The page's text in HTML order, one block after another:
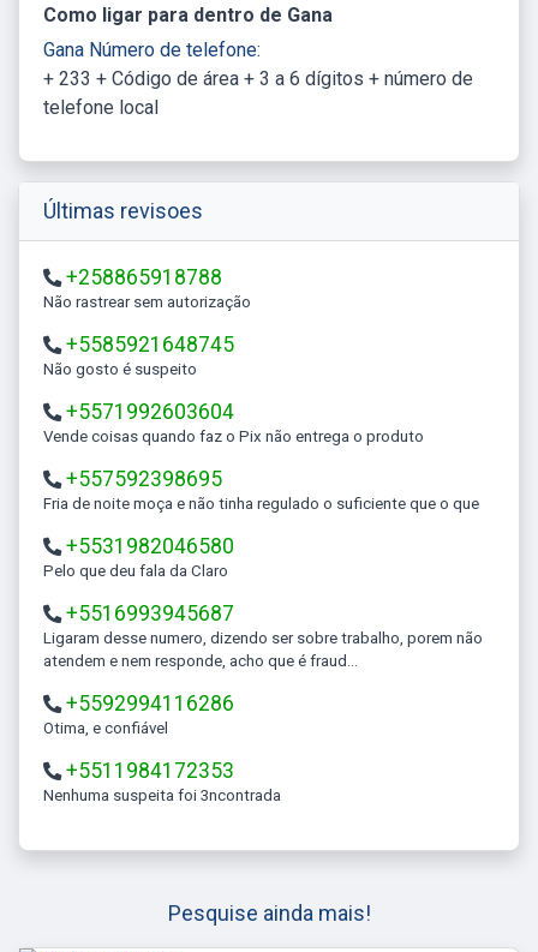
Como ligar para dentro de Gana
Gana Número de telefone:
+ 233 + Código de área + 3 a 6 dígitos + número de
telefone local
Últimas revisoes
+258865918788
Não rastrear sem autorização
+5585921648745
Não gosto é suspeito
+5571992603604
Vende coisas quando faz o Pix não entrega o produto
+557592398695
Fria de noite moça e não tinha regulado o suficiente que o que
+5531982046580
Pelo que deu fala da Claro
+5516993945687
Ligaram desse numero, dizendo ser sobre trabalho, porem não
atendem e nem responde, acho que é fraud...
+5592994116286
Otima, e confiável
+5511984172353
Nenhuma suspeita foi 3ncontrada
Pesquise ainda mais!